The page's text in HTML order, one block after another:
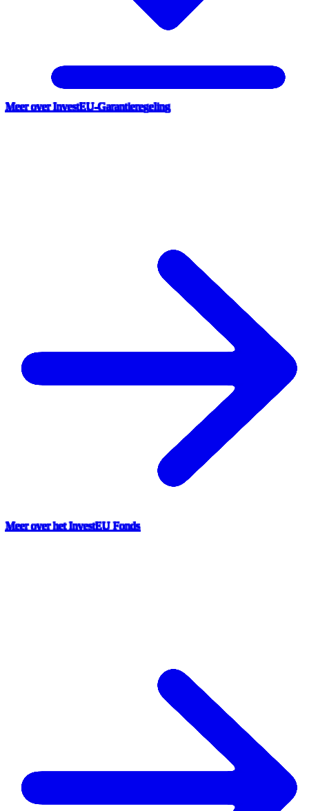
Meer over InvestEU-Garantieregeling
Meer over het InvestEU Fonds